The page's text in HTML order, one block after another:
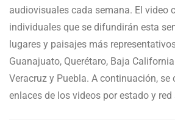
audiovisuales cada semana. El video
individuales que se difundirán esta
lugares y paisajes más
Guanajuato, Querétaro, Baja
Veracruz y Puebla. A continuación, se
enlaces de los videos por estado y red